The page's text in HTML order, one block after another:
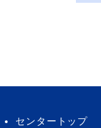
センタートップ